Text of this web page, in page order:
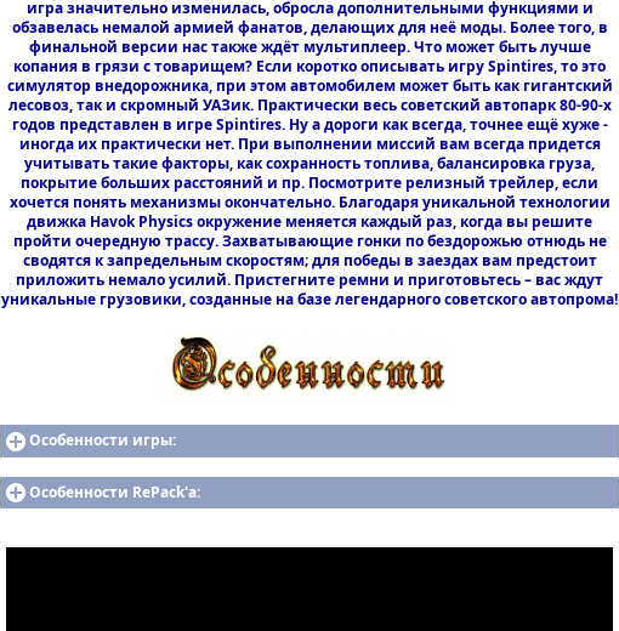
игра значительно изменилась, обросла дополнительными функциями и
обзавелась немалой армией фанатов, делающих для неё моды. Более того, в
финальной версии нас также ждёт мультиплеер. Что может быть лучше
копания в грязи с товарищем? Если коротко описывать игру Spintires, то это
симулятор внедорожника, при этом автомобилем может быть как гигантский
лесовоз, так и скромный УАЗик. Практически весь советский автопарк 80-90-х
годов представлен в игре Spintires. Ну а дороги как всегда, точнее ещё хуже -
иногда их практически нет. При выполнении миссий вам всегда придется
учитывать такие факторы, как сохранность топлива, балансировка груза,
покрытие больших расстояний и пр. Посмотрите релизный трейлер, если
хочется понять механизмы окончательно. Благодаря уникальной технологии
движка Havok Physics окружение меняется каждый раз, когда вы решите
пройти очередную трассу. Захватывающие гонки по бездорожью отнюдь не
сводятся к запредельным скоростям; для победы в заездах вам предстоит
приложить немало усилий. Пристегните ремни и приготовьтесь – вас ждут
уникальные грузовики, созданные на базе легендарного советского автопрома!
Особенности игры:
Особенности RePack'а: